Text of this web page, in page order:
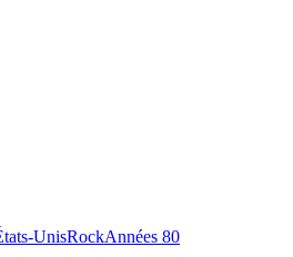
UnisRockAnnées 80